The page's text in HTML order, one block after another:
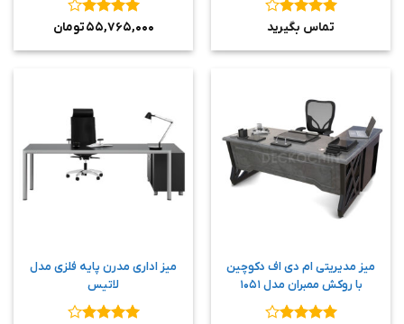
نمره ۴
تماس بگیرید نمره۴
۵۵,۷۶۵,۰۰۰تومان
میز مدیریتی ام دی اف دکوچین
با روکش ممبران مدل ۱۰۵۱
میز اداری مدرن پایه فلزی مدل
لاتیس